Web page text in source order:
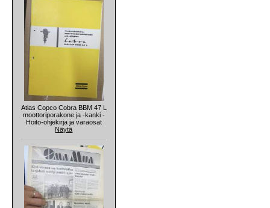
Atlas Copco Cobra BBM 47 L
moottoriporakone ja -kanki -
Hoito-ohjekirja ja varaosat
Näytä